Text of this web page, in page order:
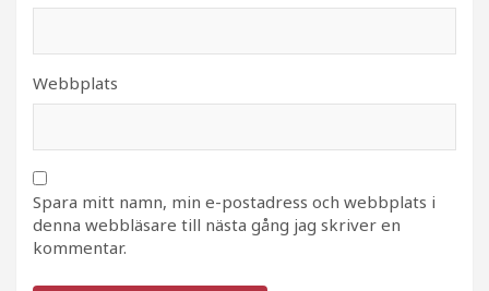
Webbplats
Spara mitt namn, min e-postadress och webbplats i
denna webbläsare till nästa gång jag skriver en
kommentar.